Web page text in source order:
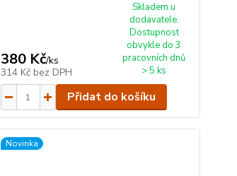
380 Kč/ks
314 Kč bez DPH
Skladem u
dodavatele.
Dostupnost
obvykle do 3
pracovních dnů
> 5 ks
Přidat do košíku
Novinka